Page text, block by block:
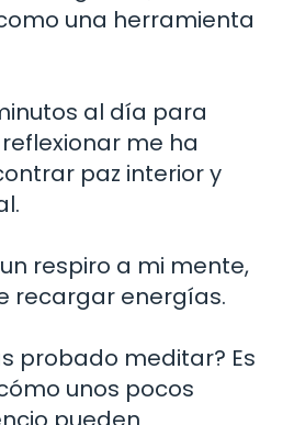
una herramienta
al día para
me ha
paz interior y
respiro a mi mente,
recargar energías.
probado meditar? Es
unos pocos